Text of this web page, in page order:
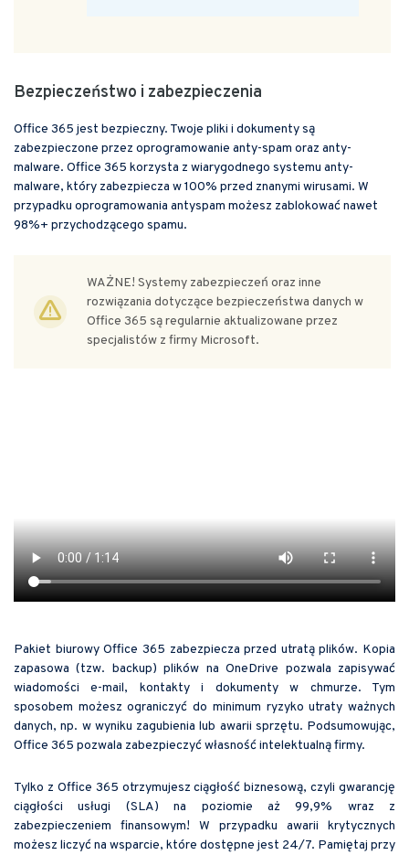
Bezpieczeństwo i zabezpieczenia
Office 365 jest bezpieczny. Twoje pliki i dokumenty są
zabezpieczone przez oprogramowanie anty-spam oraz anty-
malware. Office 365 korzysta z wiarygodnego systemu anty-
malware, który zabezpiecza w 100% przed znanymi wirusami. W
przypadku oprogramowania antyspam możesz zablokować nawet
98%+ przychodzącego spamu.
WAŻNE! Systemy zabezpieczeń oraz inne
rozwiązania dotyczące bezpieczeństwa danych w
Office 365 są regularnie aktualizowane przez
specjalistów z firmy Microsoft.
Pakiet biurowy Office 365 zabezpiecza przed utratą plików. Kopia
zapasowa (tzw. backup) plików na OneDrive pozwala zapisywać
wiadomości e-mail, kontakty i dokumenty w chmurze. Tym
sposobem możesz ograniczyć do minimum ryzyko utraty ważnych
danych, np. w wyniku zagubienia lub awarii sprzętu. Podsumowując,
Office 365 pozwala zabezpieczyć własność intelektualną firmy.
Tylko z Office 365 otrzymujesz ciągłość biznesową, czyli gwarancję
ciągłości usługi (SLA) na poziomie aż 99,9% wraz z
zabezpieczeniem finansowym! W przypadku awarii krytycznych
możesz liczyć na wsparcie, które dostępne jest 24/7. Pamiętaj przy